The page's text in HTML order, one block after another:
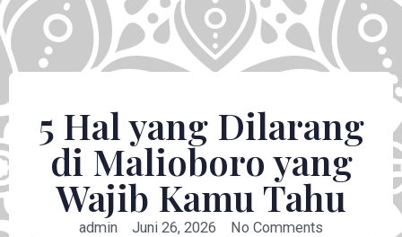
5 Hal yang Dilarang
di Malioboro yang
Wajib Kamu Tahu
admin Juni 26, 2026 No Comments